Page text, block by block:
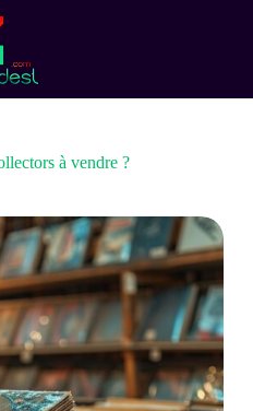
à vendre ?